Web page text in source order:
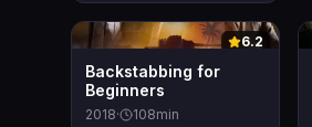
0 6.2
Backstabbing for
Beginners
2018· 108min
0